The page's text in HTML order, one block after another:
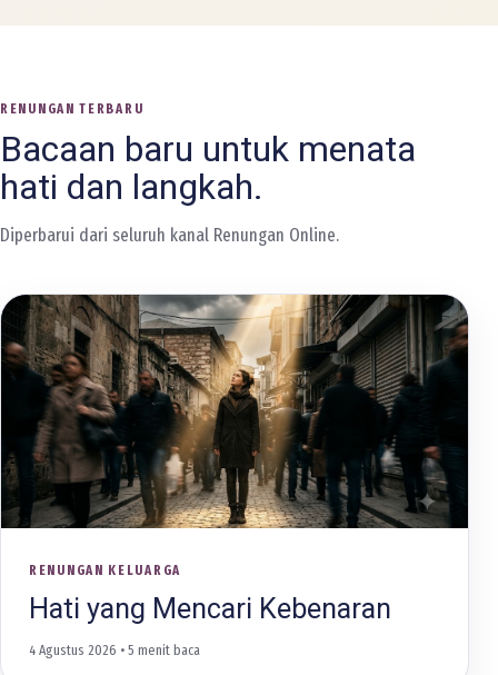
RENUNGAN TERBARU
Bacaan baru untuk menata
hati dan langkah.
Diperbarui dari seluruh kanal Renungan Online.
RENUNGAN KELUARGA
Hati yang Mencari Kebenaran
4 Agustus 2026 • 5 menit baca